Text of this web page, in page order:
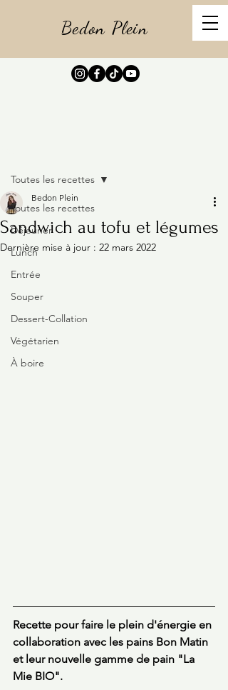
Bedon Plein
Toutes les recettes
Déjeuner
Lunch
Entrée
Souper
Dessert-Collation
Végétarien
À boire
Toutes les recettes
Sandwich au tofu et légumes
Bedon Plein
Dernière mise à jour : 22 mars 2022
Recette pour faire le plein d'énergie en
collaboration avec les pains Bon Matin
et leur nouvelle gamme de pain "La
Mie BIO".